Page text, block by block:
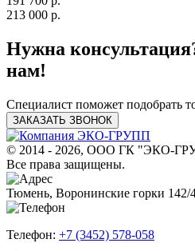
213 000 р.
Нужна
нам!
Специалист поможет подобрать
ЗАКАЗАТЬ ЗВОНОК
© 2014 - 2026, ООО ГК "ЭКО-
Все права защищены.
Тюмень, Воронинские горки 142/
Телефон: +7 (3452) 578-058